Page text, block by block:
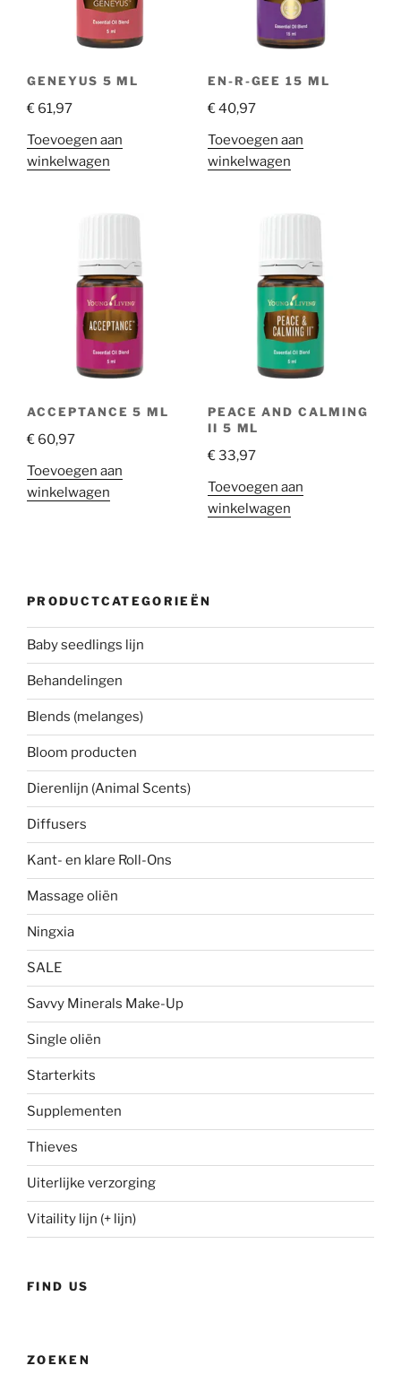
GENEYUS 5 ML
€ 61,97
Toevoegen aan
winkelwagen
EN-R-GEE 15 ML
€40,97
Toevoegen aan
winkelwagen
ACCEPTANCE 5 ML
€ 60,97
Toevoegen aan
winkelwagen
PEACE AND CALMING
II 5 ML
€33,97
Toevoegen aan
winkelwagen
PRODUCTCATEGORIEËN
Baby seedlings lijn
Behandelingen
Blends (melanges)
Bloom producten
Dierenlijn (Animal Scents)
Diffusers
Kant- en klare Roll-Ons
Massage oliën
Ningxia
SALE
Savvy Minerals Make-Up
Single oliën
Starterkits
Supplementen
Thieves
Uiterlijke verzorging
Vitaility lijn (+ lijn)
FIND US
ZOEKEN